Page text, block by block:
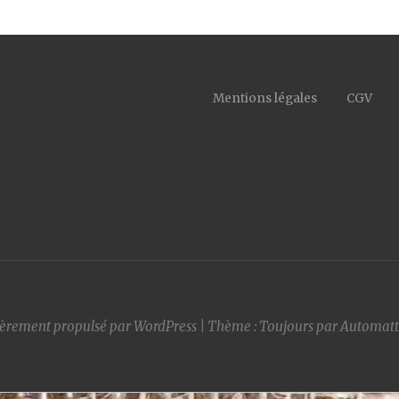
Mentions légales CGV
propulsé par WordPress Thème : Toujours par